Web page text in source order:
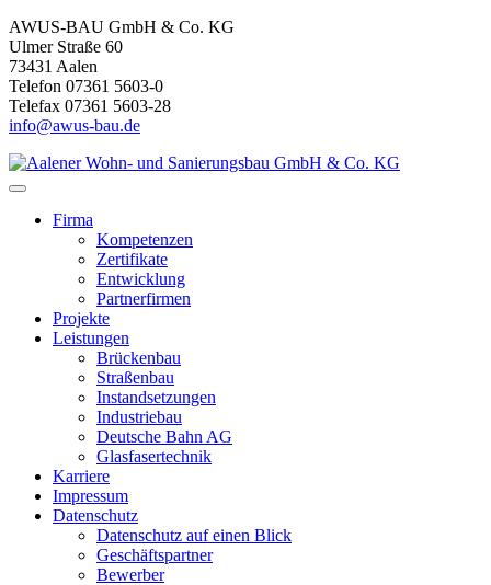
AWUS-BAU GmbH & Co. KG
Ulmer Straße 60
73431 Aalen
Telefon 07361 5603-0
Telefax 07361 5603-28
info@awus-bau.de
Firma
Kompetenzen
Zertifikate
Entwicklung
Partnerfirmen
Projekte
Leistungen
Brückenbau
Straßenbau
Instandsetzungen
Industriebau
Deutsche Bahn AG
Glasfasertechnik
Karriere
Impressum
Datenschutz
Datenschutz auf einen Blick
Geschäftspartner
Bewerber